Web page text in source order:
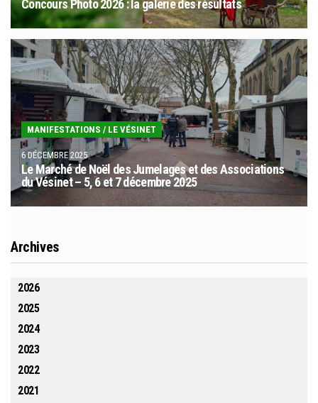
Concours Photo 2026 : la galerie des résultats
MANIFESTATIONS / LE VÉSINET
6 DÉCEMBRE 2025
Le Marché de Noël des Jumelages et des Associations
du Vésinet – 5, 6 et 7 décembre 2025
Archives
2026
2025
2024
2023
2022
2021